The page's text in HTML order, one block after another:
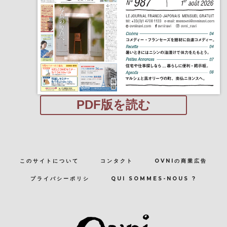
PDF版を読む
このサイトについて コンタクト OVNIの商業広告
プライバシーポリシ QUI SOMMES-NOUS ?